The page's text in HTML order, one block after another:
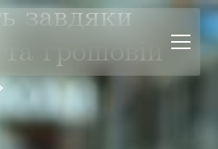
завдяки
грошовій